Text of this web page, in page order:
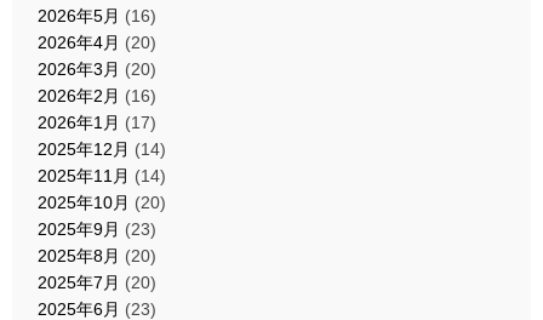
2026年5月 (16)
2026年4月 (20)
2026年3月 (20)
2026年2月 (16)
2026年1月 (17)
2025年12月 (14)
2025年11月 (14)
2025年10月 (20)
2025年9月 (23)
2025年8月 (20)
2025年7月 (20)
2025年6月 (23)